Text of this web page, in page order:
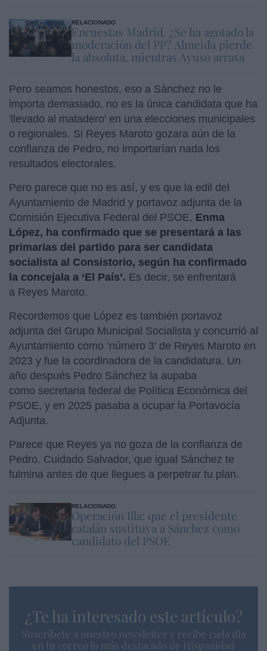
RELACIONADO
Encuestas Madrid. ¿Se ha agotado la
moderación del PP? Almeida pierde
la absoluta, mientras Ayuso arrasa
Pero seamos honestos, eso a Sánchez no le
importa demasiado, no es la única candidata que ha
'llevado al matadero' en una elecciones municipales
o regionales. Si Reyes Maroto gozara aún de la
confianza de Pedro, no importarían nada los
resultados electorales.
Pero parece que no es así, y es que la edil del
Ayuntamiento de Madrid y portavoz adjunta de la
Comisión Ejecutiva Federal del PSOE, Enma
López, ha confirmado que se presentará a las
primarias del partido para ser candidata
socialista al Consistorio, según ha confirmado
la concejala a ‘El País’. Es decir, se enfrentará
a Reyes Maroto.
Recordemos que López es también portavoz
adjunta del Grupo Municipal Socialista y concurrió al
Ayuntamiento como ‘número 3’ de Reyes Maroto en
2023 y fue la coordinadora de la candidatura. Un
año después Pedro Sánchez la aupaba
como secretaria federal de Política Económica del
PSOE, y en 2025 pasaba a ocupar la Portavocía
Adjunta.
Parece que Reyes ya no goza de la confianza de
Pedro. Cuidado Salvador, que igual Sánchez te
fulmina antes de que llegues a perpetrar tu plan.
RELACIONADO
Operación Illa: que el presidente
catalán sustituya a Sánchez como
candidato del PSOE
¿Te ha interesado este artículo?
Suscríbete a nuestro newsletter y recibe cada dia
en tu correo lo más destacado de Hispanidad